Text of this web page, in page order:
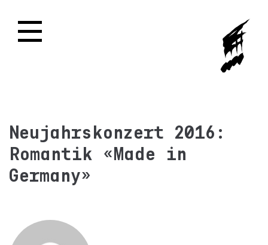
Neujahrskonzert 2016:
Romantik «Made in
Germany»